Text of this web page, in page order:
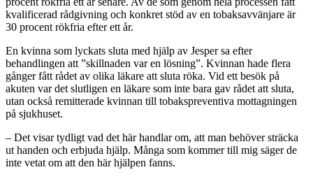
kvalificerad rådgivning och konkret stöd av en tobaksavvänjare är
30 procent rökfria efter ett år.
En kvinna som lyckats sluta med hjälp av Jesper sa efter
behandlingen att ”skillnaden var en lösning”. Kvinnan hade flera
gånger fått rådet av olika läkare att sluta röka. Vid ett besök på
akuten var det slutligen en läkare som inte bara gav rådet att sluta,
utan också remitterade kvinnan till tobakspreventiva mottagningen
på sjukhuset.
– Det visar tydligt vad det här handlar om, att man behöver sträcka
ut handen och erbjuda hjälp. Många som kommer till mig säger de
inte vetat om att den här hjälpen fanns.